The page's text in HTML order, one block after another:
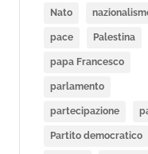
Nato
pace Palestina
papa Francesco
parlamento
partecipazione
Partito democratico